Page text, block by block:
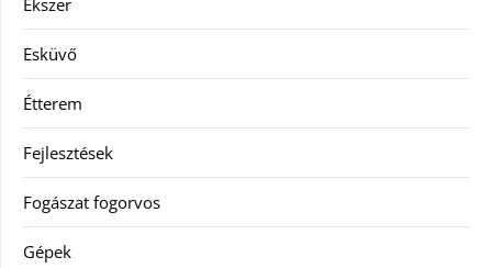
Ékszer
Esküvő
Étterem
Fejlesztések
Fogászat fogorvos
Gépek